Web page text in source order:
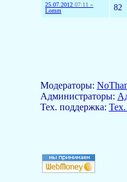
25.07.2012 07:11 »
Lomm
82
Модераторы:
Aдминистраторы:
Тех. поддержка: